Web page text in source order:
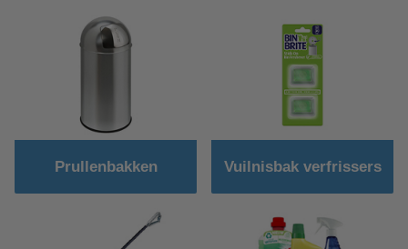
Prullenbakken Vuilnisbak verfrissers